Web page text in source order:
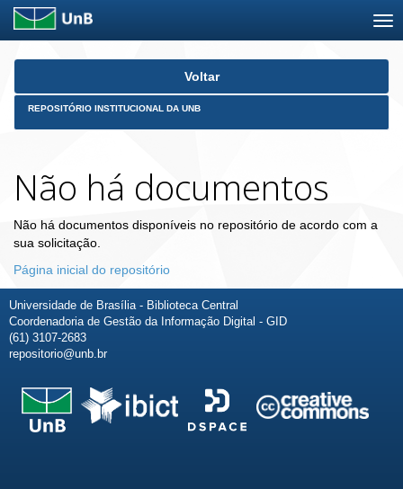
Skip
Voltar
REPOSITÓRIO INSTITUCIONAL DA UNB
Não há documentos
Não há documentos disponíveis no repositório de acordo com a
sua solicitação.
Página inicial do repositório
Universidade de Brasília - Biblioteca Central
Coordenadoria de Gestão da Informação Digital - GID
(61) 3107-2683
repositorio@unb.br